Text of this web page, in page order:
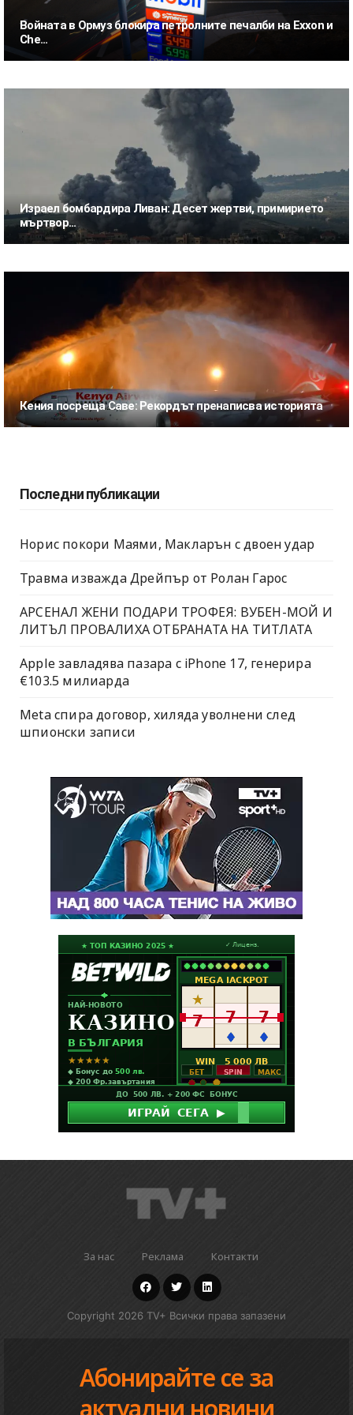
Войната в Ормуз блокира петролните печалби на Exxon и
Che...
Израел бомбардира Ливан: Десет жертви, примирието
мъртвор...
Кения посреща Саве: Рекордът пренаписва историята
Последни публикации
Норис покори Маями, Макларън с двоен удар
Травма изважда Дрейпър от Ролан Гарос
АРСЕНАЛ ЖЕНИ ПОДАРИ ТРОФЕЯ: ВУБЕН-МОЙ И
ЛИТЪЛ ПРОВАЛИХА ОТБРАНАТА НА ТИТЛАТА
Apple завладява пазара с iPhone 17, генерира
€103.5 милиарда
Meta спира договор, хиляда уволнени след
шпионски записи
За нас Реклама Контакти
Copyright 2026 TV+ Всички права запазени
Абонирайте се за
актуални новини